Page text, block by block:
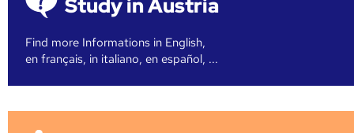
Study in Austria
Find more Informations in English,
en français, in italiano, en español, ...